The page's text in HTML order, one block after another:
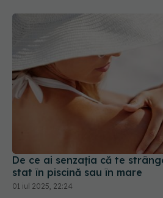
De ce ai senzația că te
stat în piscină sau în mare
01 iul 2025, 22:24